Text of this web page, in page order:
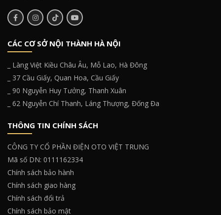
CÁC CƠ SỞ NỘI THÀNH HÀ NỘI
_ Làng Việt Kiều Châu Âu, Mỗ Lao, Hà Đông
_ 37 Cầu Giấy, Quan Hoa, Cầu Giấy
_ 90 Nguyễn Huy Tưởng, Thanh Xuân
_ 62 Nguyễn Chí Thanh, Láng Thượng, Đống Đa
THÔNG TIN CHÍNH SÁCH
CÔNG TY CỔ PHẦN ĐIỆN OTO VIỆT TRUNG
Mã số DN: 0111162334
Chính sách bảo hành
Chính sách giao hàng
Chính sách đổi trả
Chính sách bảo mật